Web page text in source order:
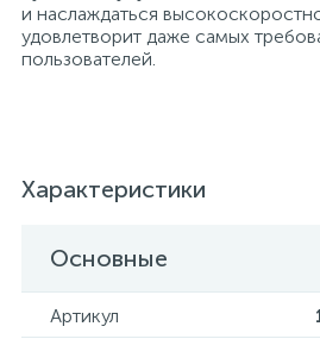
и наслаждаться
удовлетворит даже самых
пользователей.
Характеристики
Основные
Артикул
Хлорсодержащие средства
Почтовые ящики
Ресепшн